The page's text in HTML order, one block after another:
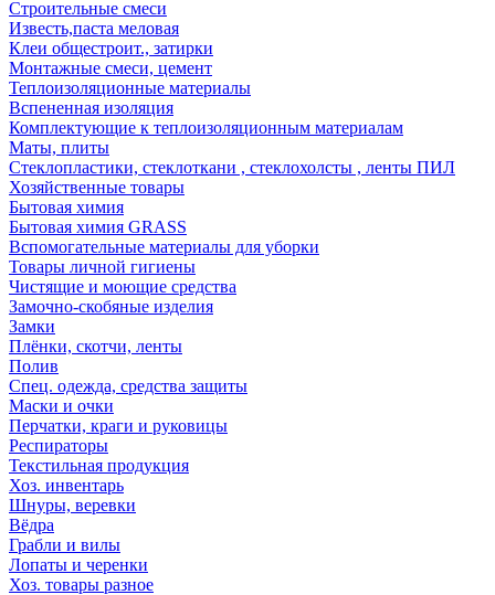
Строительные смеси
Известь,паста меловая
Клеи общестроит., затирки
Монтажные смеси, цемент
Теплоизоляционные материалы
Вспененная изоляция
Комплектующие к теплоизоляционным материалам
Маты, плиты
Стеклопластики, стеклоткани , стеклохолсты , ленты ПИЛ
Хозяйственные товары
Бытовая химия
Бытовая химия GRASS
Вспомогательные материалы для уборки
Товары личной гигиены
Чистящие и моющие средства
Замочно-скобяные изделия
Замки
Плёнки, скотчи, ленты
Полив
Спец. одежда, средства защиты
Маски и очки
Перчатки, краги и руковицы
Респираторы
Текстильная продукция
Хоз. инвентарь
Шнуры, веревки
Вёдра
Грабли и вилы
Лопаты и черенки
Хоз. товары разное